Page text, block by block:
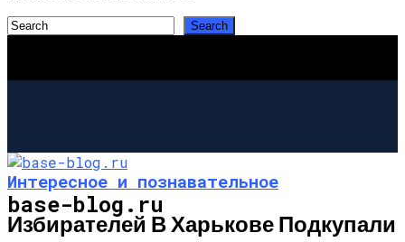
base-blog.ru
Интересное и познавательное
Избирателей В Харькове Подкупали